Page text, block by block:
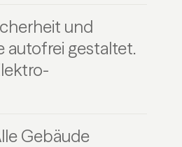
und
autofrei gestaltet.
Gebäude